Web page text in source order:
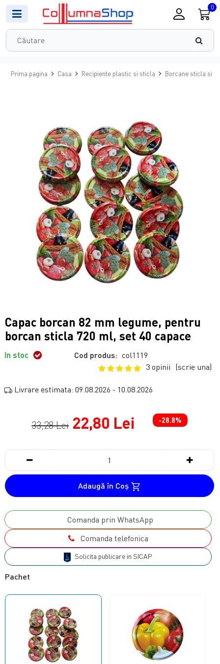
0
Prima pagina Casa Recipiente plastic si sticla Borcane sticla si
Capac borcan 82 mm legume, pentru
borcan sticla 720 ml, set 40 capace
In stoc Cod produs: col1119
3 opinii (scrie una)
Livrare estimata: 09.08.2026 - 10.08.2026
33,28 Lei 22,80 Lei -28.8%
Adaugă în Coş
Comanda prin WhatsApp
Comanda telefonica
Solicita publicare in SICAP
Pachet